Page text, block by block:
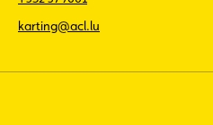
karting@acl.lu